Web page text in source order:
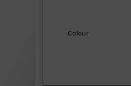
Colour